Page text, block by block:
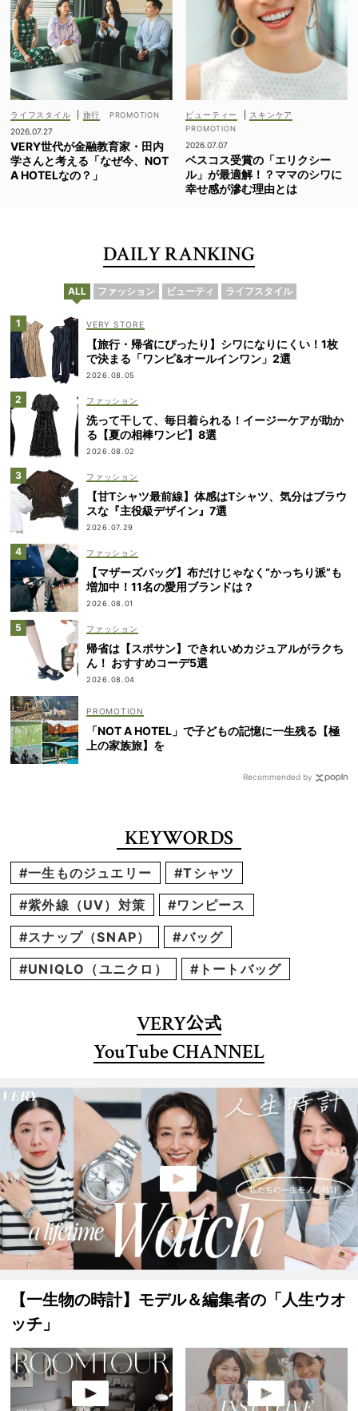
ライフスタイル
旅行
2026.07.27
VERY世代が金融教育家・田内
学さんと考える「なぜ今、NOT
A HOTELなの？」
ビューティー スキンケア
2026.07.07
ベスコス受賞の「エリクシー
ル」が最適解！？ママのシワに
幸せ感が滲む理由とは
DAILY RANKING
ALL ファッション ビューティ ライフスタイル
VERY STORE
【旅行・帰省にぴったり】シワになりにくい！1枚
で決まる「ワンピ&オールインワン」2選
2026.08.05
ファッション
洗って干して、毎日着られる！イージーケアが助か
る【夏の相棒ワンピ】8選
2026.08.02
ファッション
【甘Tシャツ最前線】体感はTシャツ、気分はブラウ
スな『主役級デザイン』7選
2026.07.29
ファッション
【マザーズバッグ】布だけじゃなく“かっちり派”も
増加中！11名の愛用ブランドは？
2026.08.01
ファッション
帰省は【スポサン】できれいめカジュアルがラクち
ん！ おすすめコーデ5選
2026.08.04
「NOT A HOTEL」で子どもの記憶に一生残る【極
上の家族旅】を
Recommended by
KEYWORDS
#一生ものジュエリー
#Tシャツ
#紫外線（UV）対策
#ワンピース
#スナップ（SNAP）
#バッグ
#UNIQLO（ユニクロ）
#トートバッグ
VERY公式
YouTube CHANNEL
【一生物の時計】モデル＆編集者の「人生ウオ
ッチ」